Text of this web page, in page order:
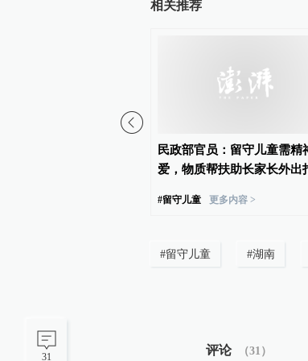
31
相关推荐
民政部官员：留守儿童需精
爱，物质帮扶助长家长外出
#留守儿童 更多内容 >
#留守儿童 #湖南
评论 （31 ）